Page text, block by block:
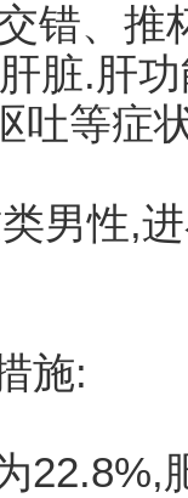
错、推
脏.肝
吐等症
男性,
施: